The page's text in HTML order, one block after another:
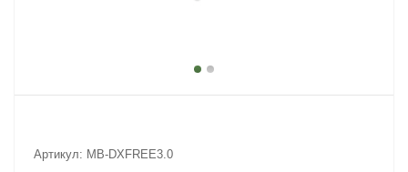
Артикул: MB-DXFREE3.0